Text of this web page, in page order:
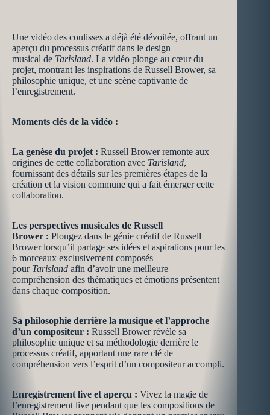
Une vidéo des coulisses a déjà été dévoilée, offrant un
aperçu du processus créatif dans le design
musical de Tarisland. La vidéo plonge au cœur du
projet, montrant les inspirations de Russell Brower, sa
philosophie unique, et une scène captivante de
l’enregistrement.
Moments clés de la vidéo :
La genèse du projet : Russell Brower remonte aux
origines de cette collaboration avec Tarisland,
fournissant des détails sur les premières étapes de la
création et la vision commune qui a fait émerger cette
collaboration.
Les perspectives musicales de Russell
Brower : Plongez dans le génie créatif de Russell
Brower lorsqu’il partage ses idées et aspirations pour les
6 morceaux exclusivement composés
pour Tarisland afin d’avoir une meilleure
compréhension des thématiques et émotions présentent
dans chaque composition.
Sa philosophie derrière la musique et l’approche
d’un compositeur : Russell Brower révèle sa
philosophie unique et sa méthodologie derrière le
processus créatif, apportant une rare clé de
compréhension vers l’esprit d’un compositeur accompli.
Enregistrement live et aperçu : Vivez la magie de
l’enregistrement live pendant que les compositions de